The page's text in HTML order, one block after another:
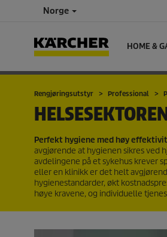
Norge
HOME &
Rengjøringsutstyr Professional
Perfekt hygiene med høy
avgjørende at hygienen sikres ved
avdelingene på et sykehus krever
eller en klinikk er det helt
hygienestandarder, økt
høye kravene, og individuelle